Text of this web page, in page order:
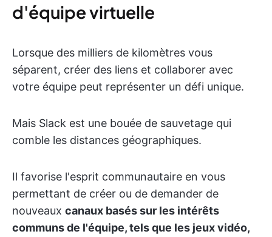
d'équipe virtuelle
Lorsque des milliers de kilomètres vous
séparent, créer des liens et collaborer avec
votre équipe peut représenter un défi unique.
Mais Slack est une bouée de sauvetage qui
comble les distances géographiques.
Il favorise l'esprit communautaire en vous
permettant de créer ou de demander de
nouveaux canaux basés sur les intérêts
communs de l'équipe, tels que les jeux vidéo,